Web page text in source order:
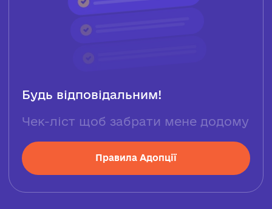
Будь відповідальним!
Чек-ліст щоб забрати мене додому
Правила Адопції